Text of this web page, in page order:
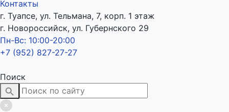
Контакты
г. Туапсе, ул. Тельмана, 7, корп. 1 этаж
г. Новороссийск, ул. Губернского 29
Пн-Вс: 10:00-20:00
+7 (952) 827-27-27
Поиск